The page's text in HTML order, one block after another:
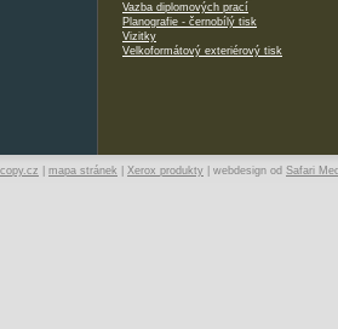
Vazba diplomových prací
Planografie - černobílý tisk
Vizitky
Velkoformátový exteriérový tisk
mapa stránek Xerox produkty | webdesign od Safari